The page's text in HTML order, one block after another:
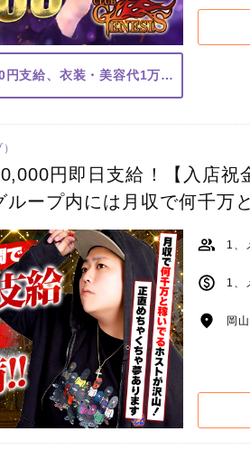
体験入店初日15,000円支給、衣装・美容代1万円支給
円即日支給！【入店祝
ープ内には月収で何千万
ゃくちゃ夢ありますよ！
岡